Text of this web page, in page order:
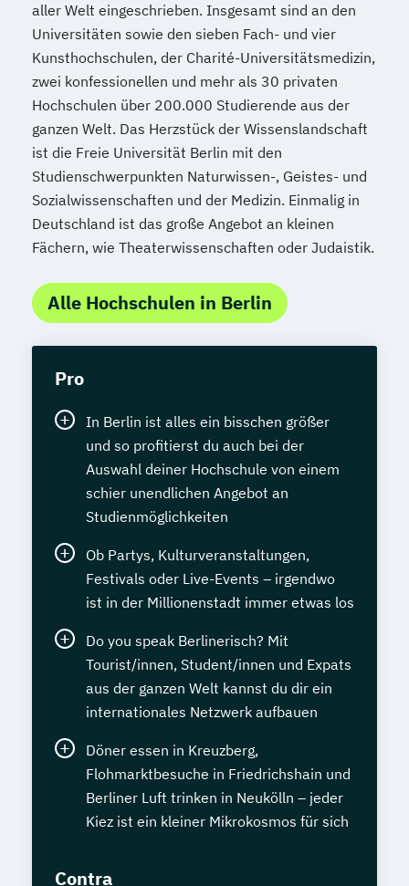
aller Welt eingeschrieben. Insgesamt sind an den
Universitäten sowie den sieben Fach- und vier
Kunsthochschulen, der Charité-Universitätsmedizin,
zwei konfessionellen und mehr als 30 privaten
Hochschulen über 200.000 Studierende aus der
ganzen Welt. Das Herzstück der Wissenslandschaft
ist die Freie Universität Berlin mit den
Studienschwerpunkten Naturwissen-, Geistes- und
Sozialwissenschaften und der Medizin. Einmalig in
Deutschland ist das große Angebot an kleinen
Fächern, wie Theaterwissenschaften oder Judaistik.
Alle Hochschulen in Berlin
Pro
In Berlin ist alles ein bisschen größer
und so profitierst du auch bei der
Auswahl deiner Hochschule von einem
schier unendlichen Angebot an
Studienmöglichkeiten
Ob Partys, Kulturveranstaltungen,
Festivals oder Live-Events – irgendwo
ist in der Millionenstadt immer etwas los
Do you speak Berlinerisch? Mit
Tourist/innen, Student/innen und Expats
aus der ganzen Welt kannst du dir ein
internationales Netzwerk aufbauen
Döner essen in Kreuzberg,
Flohmarktbesuche in Friedrichshain und
Berliner Luft trinken in Neukölln – jeder
Kiez ist ein kleiner Mikrokosmos für sich
Contra